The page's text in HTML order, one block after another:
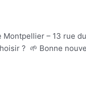
– 13 rue
? 🌱 Bonne